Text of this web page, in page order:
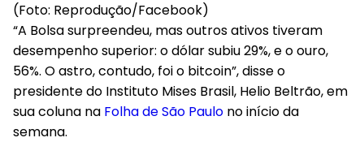
(Foto: Reprodução/Facebook)
“A Bolsa surpreendeu, mas outros ativos tiveram
desempenho superior: o dólar subiu 29%, e o ouro,
56%. O astro, contudo, foi o bitcoin”, disse o
presidente do Instituto Mises Brasil, Helio Beltrão, em
sua coluna na Folha de São Paulo no início da
semana.